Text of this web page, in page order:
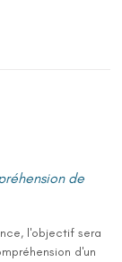
de
l'objectif sera
d'un